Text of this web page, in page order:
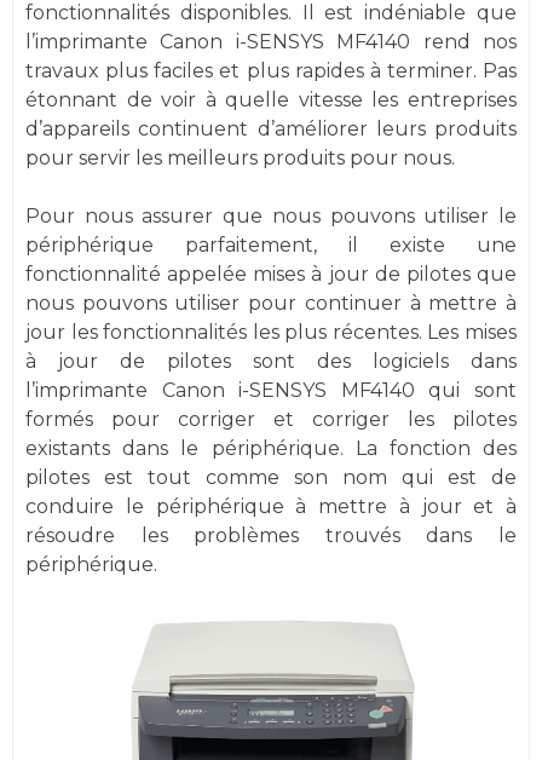
fonctionnalités disponibles. Il est indéniable que
l’imprimante Canon i-SENSYS MF4140 rend nos
travaux plus faciles et plus rapides à terminer. Pas
étonnant de voir à quelle vitesse les entreprises
d’appareils continuent d’améliorer leurs produits
pour servir les meilleurs produits pour nous.
Pour nous assurer que nous pouvons utiliser le
périphérique parfaitement, il existe une
fonctionnalité appelée mises à jour de pilotes que
nous pouvons utiliser pour continuer à mettre à
jour les fonctionnalités les plus récentes. Les mises
à jour de pilotes sont des logiciels dans
l’imprimante Canon i-SENSYS MF4140 qui sont
formés pour corriger et corriger les pilotes
existants dans le périphérique. La fonction des
pilotes est tout comme son nom qui est de
conduire le périphérique à mettre à jour et à
résoudre les problèmes trouvés dans le
périphérique.